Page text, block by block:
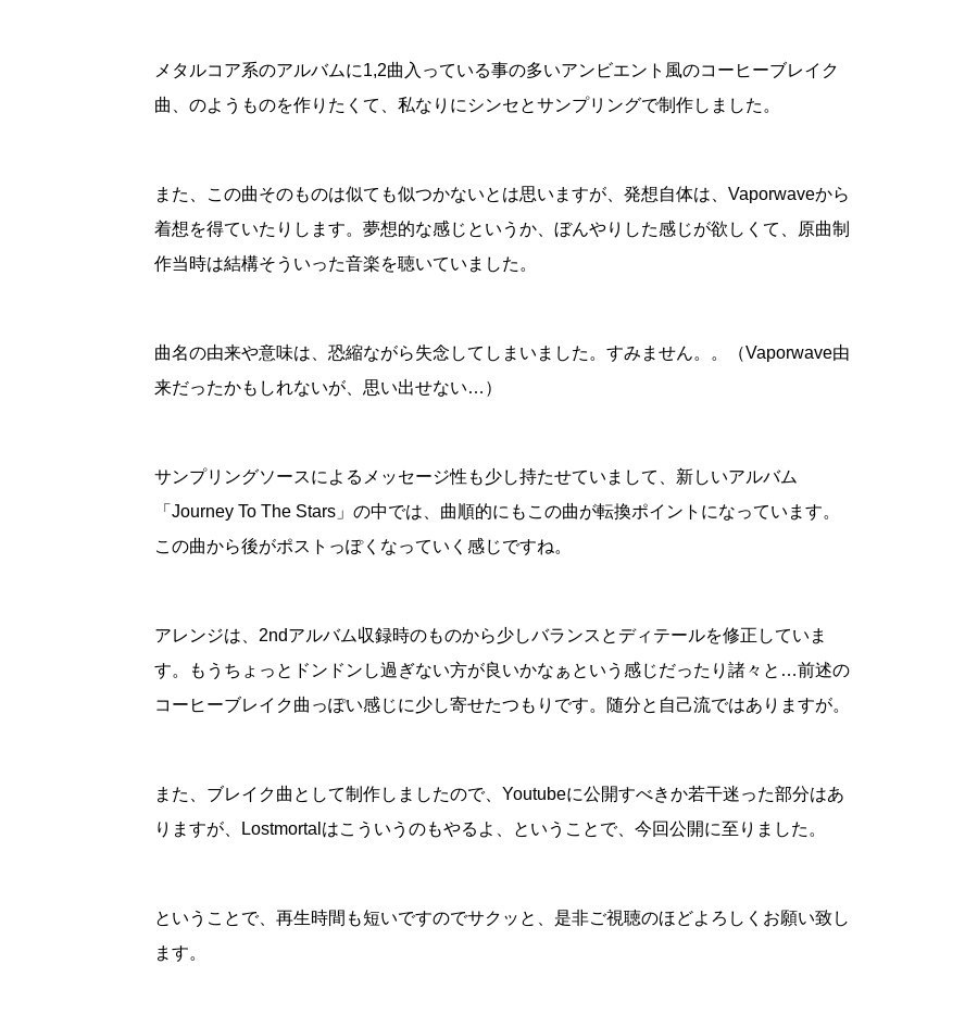
メタルコア系のアルバムに1,2曲入っている事の多いアンビエント風のコーヒーブレイク
曲、のようものを作りたくて、私なりにシンセとサンプリングで制作しました。
また、この曲そのものは似ても似つかないとは思いますが、発想自体は、Vaporwaveから
着想を得ていたりします。夢想的な感じというか、ぼんやりした感じが欲しくて、原曲制
作当時は結構そういった音楽を聴いていました。
曲名の由来や意味は、恐縮ながら失念してしまいました。すみません。。（Vaporwave由
来だったかもしれないが、思い出せない…）
サンプリングソースによるメッセージ性も少し持たせていまして、新しいアルバム
「Journey To The Stars」の中では、曲順的にもこの曲が転換ポイントになっています。
この曲から後がポストっぽくなっていく感じですね。
アレンジは、2ndアルバム収録時のものから少しバランスとディテールを修正していま
す。もうちょっとドンドンし過ぎない方が良いかなぁという感じだったり諸々と…前述の
コーヒーブレイク曲っぽい感じに少し寄せたつもりです。随分と自己流ではありますが。
また、ブレイク曲として制作しましたので、Youtubeに公開すべきか若干迷った部分はあ
りますが、Lostmortalはこういうのもやるよ、ということで、今回公開に至りました。
ということで、再生時間も短いですのでサクッと、是非ご視聴のほどよろしくお願い致し
ます。